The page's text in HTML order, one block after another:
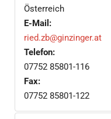
Österreich
E-Mail:
ried.zb@ginzinger.at
Telefon:
07752 85801-116
Fax:
07752 85801-122